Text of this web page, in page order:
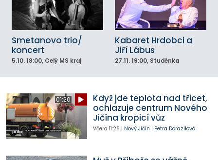
Smetanovo trio/
koncert
5.10. 18:00, Celý MS kraj
Kabaret Hrdobci a
Jiří Lábus
27.11. 19:00, Studénka
01:20
Když jde teplota nad třicet,
ochlazuje centrum Nového
Jičína kropicí vůz
Včera 11:26 | Nový Jičín | Petra Dorazilová